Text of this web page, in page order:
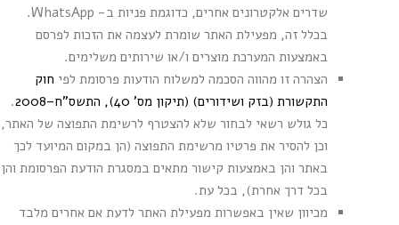
שדרים אלקטרונים אחרים, כדוגמת פניות ב- WhatsApp.
בכלל זה, מפעילת האתר שומרת לעצמה את הזכות לפרסם
באמצעות המערכת מוצרים ו/או שירותים משלימים.
הצהרה זו מהווה הסכמה למשלוח הודעות פרסומת לפי חוק
התקשורת (בזק ושידורים) (תיקון מס' 40), התשס"ח–2008
.
כל גולש רשאי לבחור שלא להצטרף לרשימת התפוצה של האתר,
וכן להסיר את פרטיו מרשימת התפוצה (הן במקום המיועד לכך
באתר והן באמצעות קישור מתאים במסגרת הודעת הפרסומת והן
בכל דרך אחרת), בכל עת.
מכיוון שאין באפשרות מפעילת האתר לדעת אם אחרים מלבד